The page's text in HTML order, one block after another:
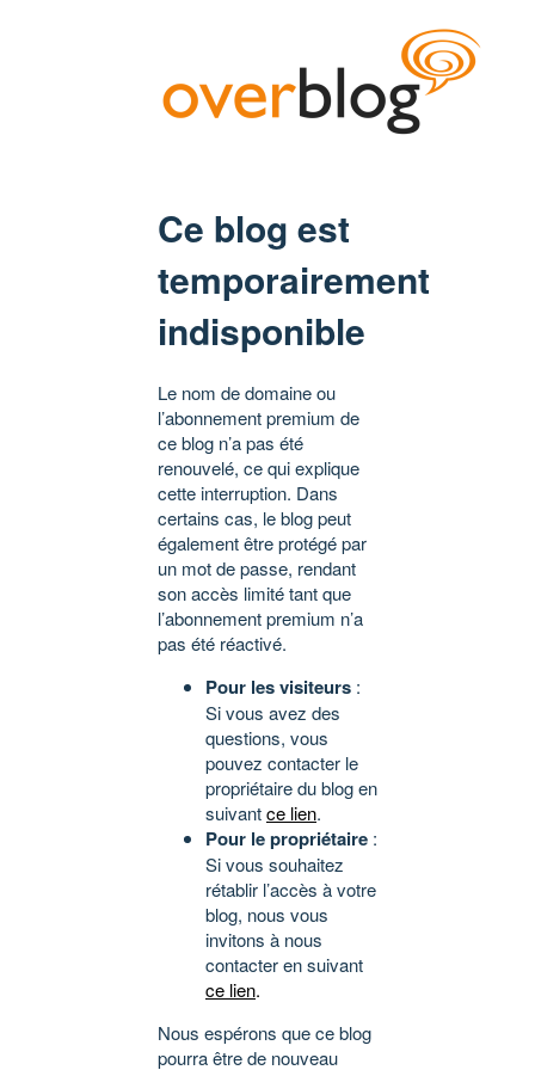
Ce blog est
temporairement
indisponible
Le nom de domaine ou
l’abonnement premium de
ce blog n’a pas été
renouvelé, ce qui explique
cette interruption. Dans
certains cas, le blog peut
également être protégé par
un mot de passe, rendant
son accès limité tant que
l’abonnement premium n’a
pas été réactivé.
Pour les visiteurs :
Si vous avez des
questions, vous
pouvez contacter le
propriétaire du blog en
suivantce lien.
Pour le propriétaire :
Si vous souhaitez
rétablir l’accès à votre
blog, nous vous
invitons à nous
contacter en suivant
ce lien.
Nous espérons que ce blog
pourra être de nouveau